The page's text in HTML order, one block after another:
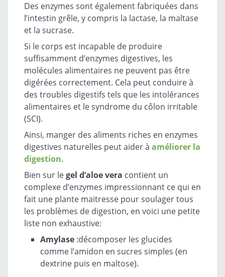
Des enzymes sont également fabriquées dans
l’intestin grêle, y compris la lactase, la maltase
et la sucrase.
Si le corps est incapable de produire
suffisamment d’enzymes digestives, les
molécules alimentaires ne peuvent pas être
digérées correctement. Cela peut conduire à
des troubles digestifs tels que les intolérances
alimentaires et le syndrome du côlon irritable
(SCI).
Ainsi, manger des aliments riches en enzymes
digestives naturelles peut aider à améliorer la
digestion.
Bien sur legel d’aloe vera contient un
complexe d’enzymes impressionnant ce qui en
fait une plante maitresse pour soulager tous
les problèmes de digestion, en voici une petite
liste non exhaustive:
Amylase :décomposer les glucides
comme l’amidon en sucres simples (en
dextrine puis en maltose).